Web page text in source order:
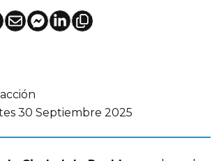
30 Septiembre 2025